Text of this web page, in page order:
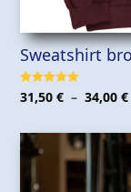
Sweatshirt
Note5.00
sur 5
31,50€ – 34,00€